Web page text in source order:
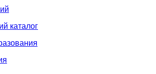
каталог